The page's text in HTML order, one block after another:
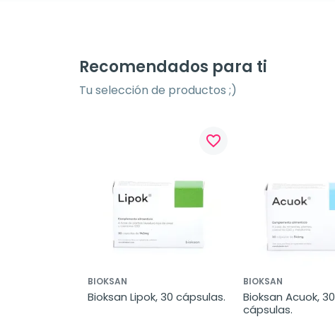
Recomendados para ti
Tu selección de productos ;)
favorite_border
BIOKSAN
Bioksan Lipok, 30 cápsulas.
BIOKSAN
Bioksan Acuok, 30
cápsulas.